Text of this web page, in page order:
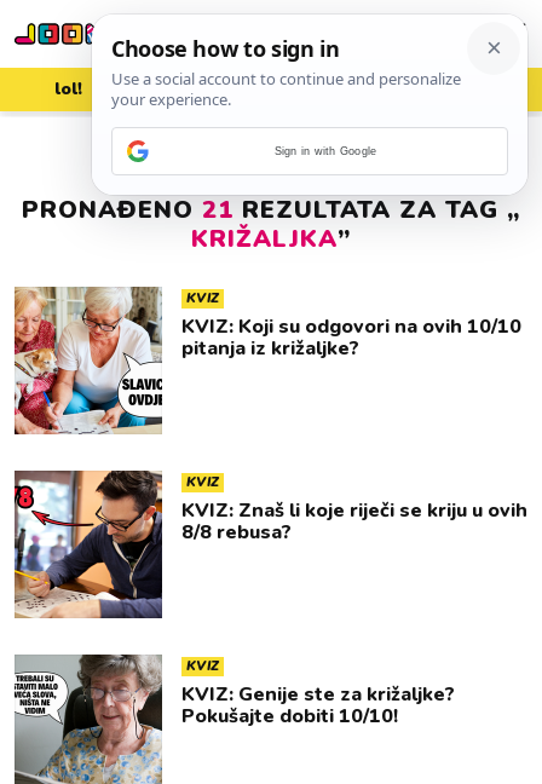
lol! aww vrh! woot?!
PRONAĐENO 21 REZULTATA ZA TAG „
KRIŽALJKA”
KVIZ
KVIZ: Koji su odgovori na ovih 10/10
pitanja iz križaljke?
KVIZ
KVIZ: Znaš li koje riječi se kriju u ovih
8/8 rebusa?
KVIZ
KVIZ: Genije ste za križaljke?
Pokušajte dobiti 10/10!
Sign in with Google